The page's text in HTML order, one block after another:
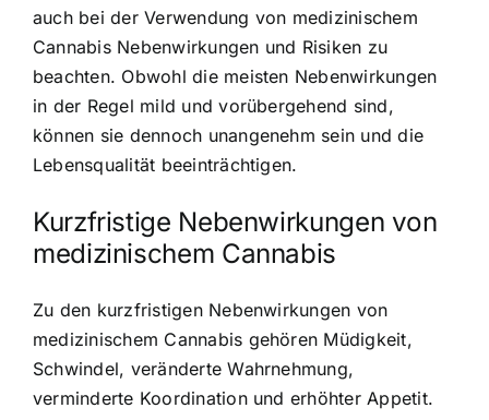
auch bei der Verwendung von medizinischem
Cannabis Nebenwirkungen und Risiken zu
beachten. Obwohl die meisten Nebenwirkungen
in der Regel mild und vorübergehend sind,
können sie dennoch unangenehm sein und die
Lebensqualität beeinträchtigen.
Kurzfristige Nebenwirkungen von
medizinischem Cannabis
Zu den kurzfristigen Nebenwirkungen von
medizinischem Cannabis gehören Müdigkeit,
Schwindel, veränderte Wahrnehmung,
verminderte Koordination und erhöhter Appetit.